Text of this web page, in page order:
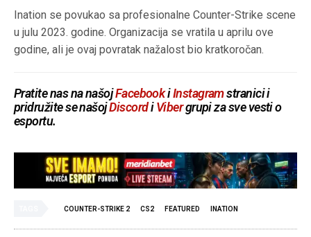
Ination se povukao sa profesionalne Counter-Strike scene
u julu 2023. godine. Organizacija se vratila u aprilu ove
godine, ali je ovaj povratak nažalost bio kratkoročan.
Pratite nas na našojFacebookiInstagramstranici i
pridružite se našojDiscordiVibergrupi za sve vesti o
esportu.
COUNTER-STRIKE 2 CS2 FEATURED INATION